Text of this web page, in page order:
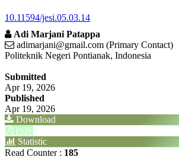
10.11594/jesi.05.03.14
Adi Marjani Patappa
adimarjani@gmail.com (Primary Contact)
Politeknik Negeri Pontianak, Indonesia
Submitted
Apr 19, 2026
Published
Apr 19, 2026
Download
PDF
Statistic
Read Counter : 185